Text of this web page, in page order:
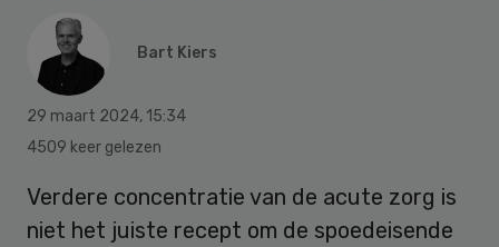
Bart Kiers
29 maart 2024, 15:34
4509 keer gelezen
Verdere concentratie van de acute zorg is
niet het juiste recept om de spoedeisende